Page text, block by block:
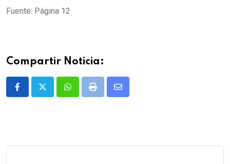
Fuente: Página 12
Compartir Noticia:
WhatsappPrint
Share